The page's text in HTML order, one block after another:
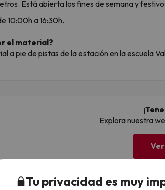
Está abierta los fines de semana y
10:00h a 16:30h.
el material?
a pie de pistas de la estación en la escuela
Explora nuestra
Tu privacidad es muy